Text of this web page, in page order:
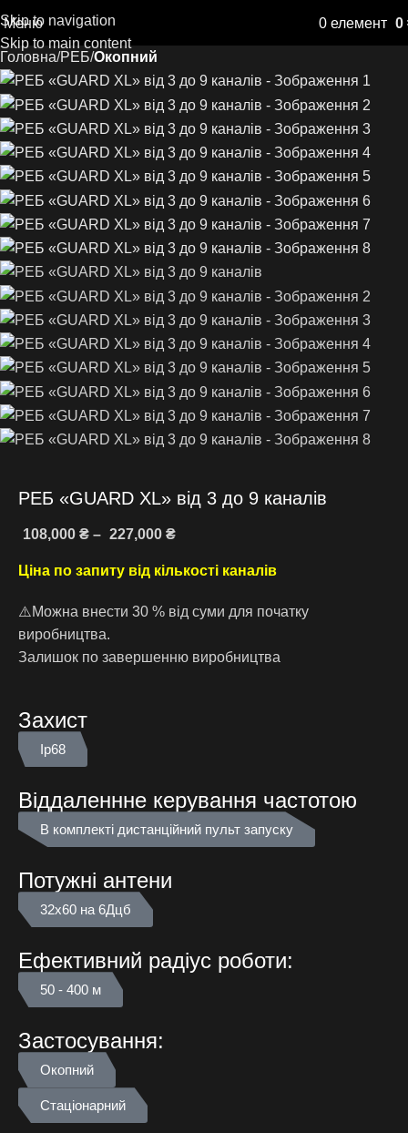
Skip to navigation
Skip to main content
Меню 0 елемент 0
Головна РЕБ Окопний
РЕБ «GUARD XL» від 3 до 9 каналів
108,000 ₴ – 227,000 ₴
Ціна по запиту від кількості каналів
⚠️Можна внести 30 % від суми для початку
виробництва.
Залишок по завершенню виробництва
Захист
Ip68
Віддаленнне керування частотою
В комплекті дистанційний пульт запуску
Потужні антени
32х60 на 6Дцб
Ефективний радіус роботи:
50 - 400 м
Застосування:
Окопний
Стаціонарний